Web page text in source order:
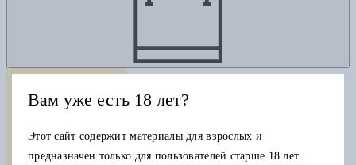
Вам уже есть 18 лет?
Этот сайт содержит материалы для взрослых и
предназначен только для пользователей старше 18 лет.